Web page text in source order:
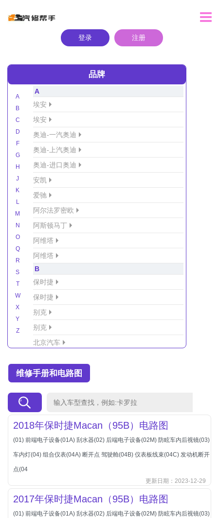
登录 注册
品牌
A
B
C
D
F
G
H
J
K
L
M
N
O
Q
R
S
T
W
X
Y
Z
A
埃安
埃安
奥迪-一汽奥迪
奥迪-上汽奥迪
奥迪-进口奥迪
安凯
爱驰
阿尔法罗密欧
阿斯顿马丁
阿维塔
阿维塔
B
保时捷
保时捷
别克
别克
北京汽车
北京越野车
北汽制造
奔腾
奔腾
维修手册和电路图
2018年保时捷Macan（95B）电路图
(01) 前端电子设备(01A) 刮水器(02) 后端电子设备(02M) 防眩车内后视镜(03)
车内灯(04) 组合仪表(04A) 断开点 驾驶舱(04B) 仪表板线束(04C) 发动机断开
点(04
更新日期：2023-12-29
2017年保时捷Macan（95B）电路图
(01) 前端电子设备(01A) 刮水器(02) 后端电子设备(02M) 防眩车内后视镜(03)